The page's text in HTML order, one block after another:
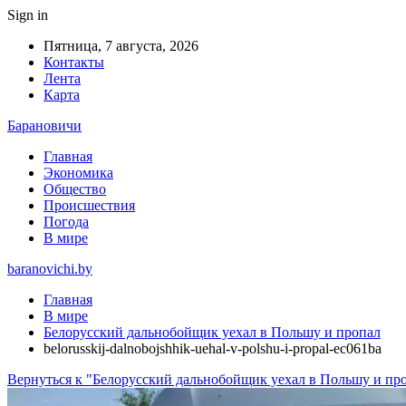
Sign in
Пятница, 7 августа, 2026
Контакты
Лента
Карта
Барановичи
Главная
Экономика
Общество
Происшествия
Погода
В мире
baranovichi.by
Главная
В мире
Белорусский дальнобойщик уехал в Польшу и пропал
belorusskij-dalnobojshhik-uehal-v-polshu-i-propal-ec061ba
Вернуться к "Белорусский дальнобойщик уехал в Польшу и